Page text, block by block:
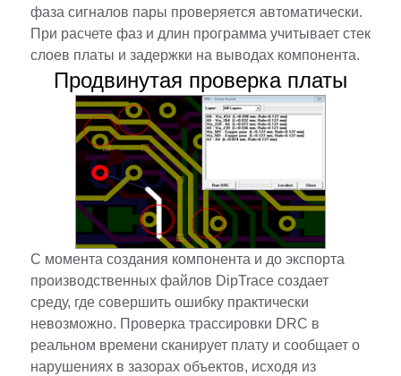
фаза сигналов пары проверяется автоматически.
При расчете фаз и длин программа учитывает стек
слоев платы и задержки на выводах компонента.
Продвинутая проверка платы
С момента создания компонента и до экспорта
производственных файлов DipTrace создает
среду, где совершить ошибку практически
невозможно. Проверка трассировки DRC в
реальном времени сканирует плату и сообщает о
нарушениях в зазорах объектов, исходя из